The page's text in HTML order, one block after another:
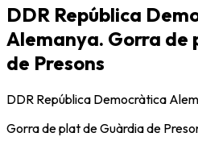
DDR República
Alemanya. Gorra de
de Presons
DDR República Democràtica
Gorra de plat de Guàrdia de